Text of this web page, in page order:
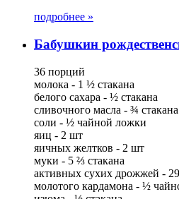
подробнее »
Бабушкин
36 порций
молока - 1 ½ стакана
белого сахара - ½ стакана
сливочного масла - ¾ стакана
соли - ½ чайной ложки
яиц - 2 шт
яичных желтков - 2 шт
муки - 5 ⅔ стакана
активных сухих дрожжей -
молотого кардамона - ½